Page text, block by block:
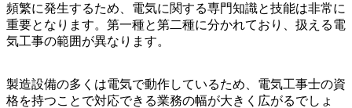
頻繁に発生するため、電気に関する専門知識と技能は非常に
重要となります。第一種と第二種に分かれており、扱える電
気工事の範囲が異なります。
製造設備の多くは電気で動作しているため、電気工事士の資
格を持つことで対応できる業務の幅が大きく広がるでしょ